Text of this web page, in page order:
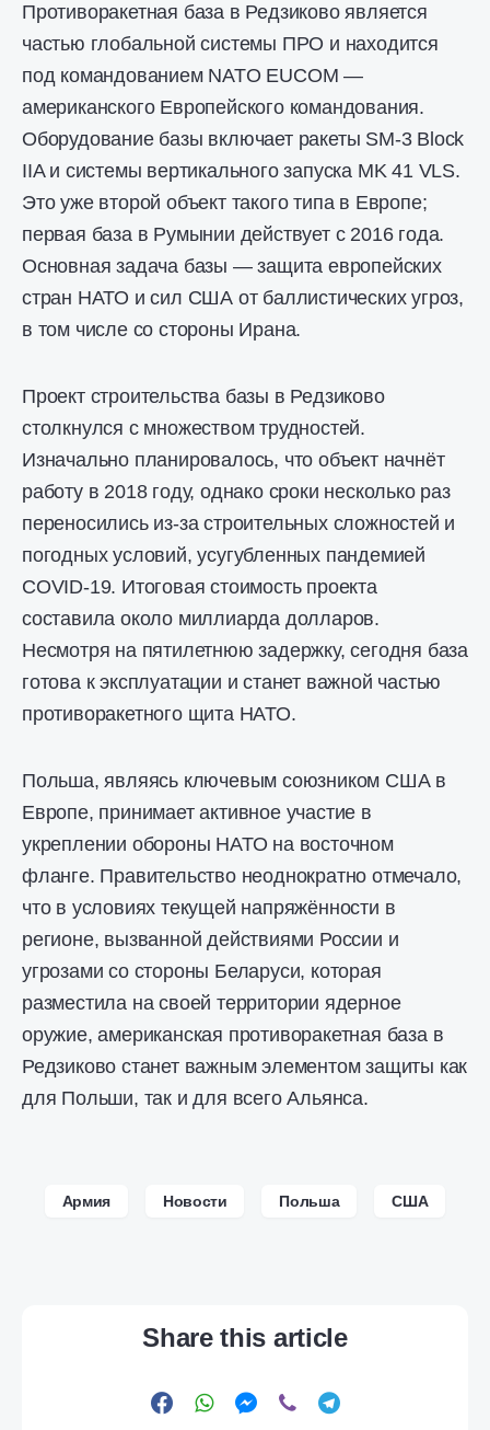
Противоракетная база в Редзиково является
частью глобальной системы ПРО и находится
под командованием NATO EUCOM —
американского Европейского командования.
Оборудование базы включает ракеты SM-3 Block
IIA и системы вертикального запуска MK 41 VLS.
Это уже второй объект такого типа в Европе;
первая база в Румынии действует с 2016 года.
Основная задача базы — защита европейских
стран НАТО и сил США от баллистических угроз,
в том числе со стороны Ирана.
Проект строительства базы в Редзиково
столкнулся с множеством трудностей.
Изначально планировалось, что объект начнёт
работу в 2018 году, однако сроки несколько раз
переносились из-за строительных сложностей и
погодных условий, усугубленных пандемией
COVID-19. Итоговая стоимость проекта
составила около миллиарда долларов.
Несмотря на пятилетнюю задержку, сегодня база
готова к эксплуатации и станет важной частью
противоракетного щита НАТО.
Польша, являясь ключевым союзником США в
Европе, принимает активное участие в
укреплении обороны НАТО на восточном
фланге. Правительство неоднократно отмечало,
что в условиях текущей напряжённости в
регионе, вызванной действиями России и
угрозами со стороны Беларуси, которая
разместила на своей территории ядерное
оружие, американская противоракетная база в
Редзиково станет важным элементом защиты как
для Польши, так и для всего Альянса.
Армия Новости Польша США
Share this article